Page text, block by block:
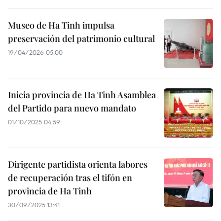
Museo de Ha Tinh impulsa
preservación del patrimonio cultural
19/04/2026 05:00
Inicia provincia de Ha Tinh Asamblea
del Partido para nuevo mandato
01/10/2025 04:59
Dirigente partidista orienta labores
de recuperación tras el tifón en
provincia de Ha Tinh
30/09/2025 13:41